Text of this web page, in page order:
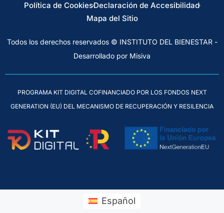
Política de CookiesDeclaración de Accesibilidad
Mapa del Sitio
Todos los derechos reservados © INSTITUTO DEL BIENESTAR -
Desarrollado por Misiva
PROGRAMA KIT DIGITAL COFINANCIADO POR LOS FONDOS NEXT
GENERATION (EU) DEL MECANISMO DE RECUPERACIÓN Y RESILENCIA
Español